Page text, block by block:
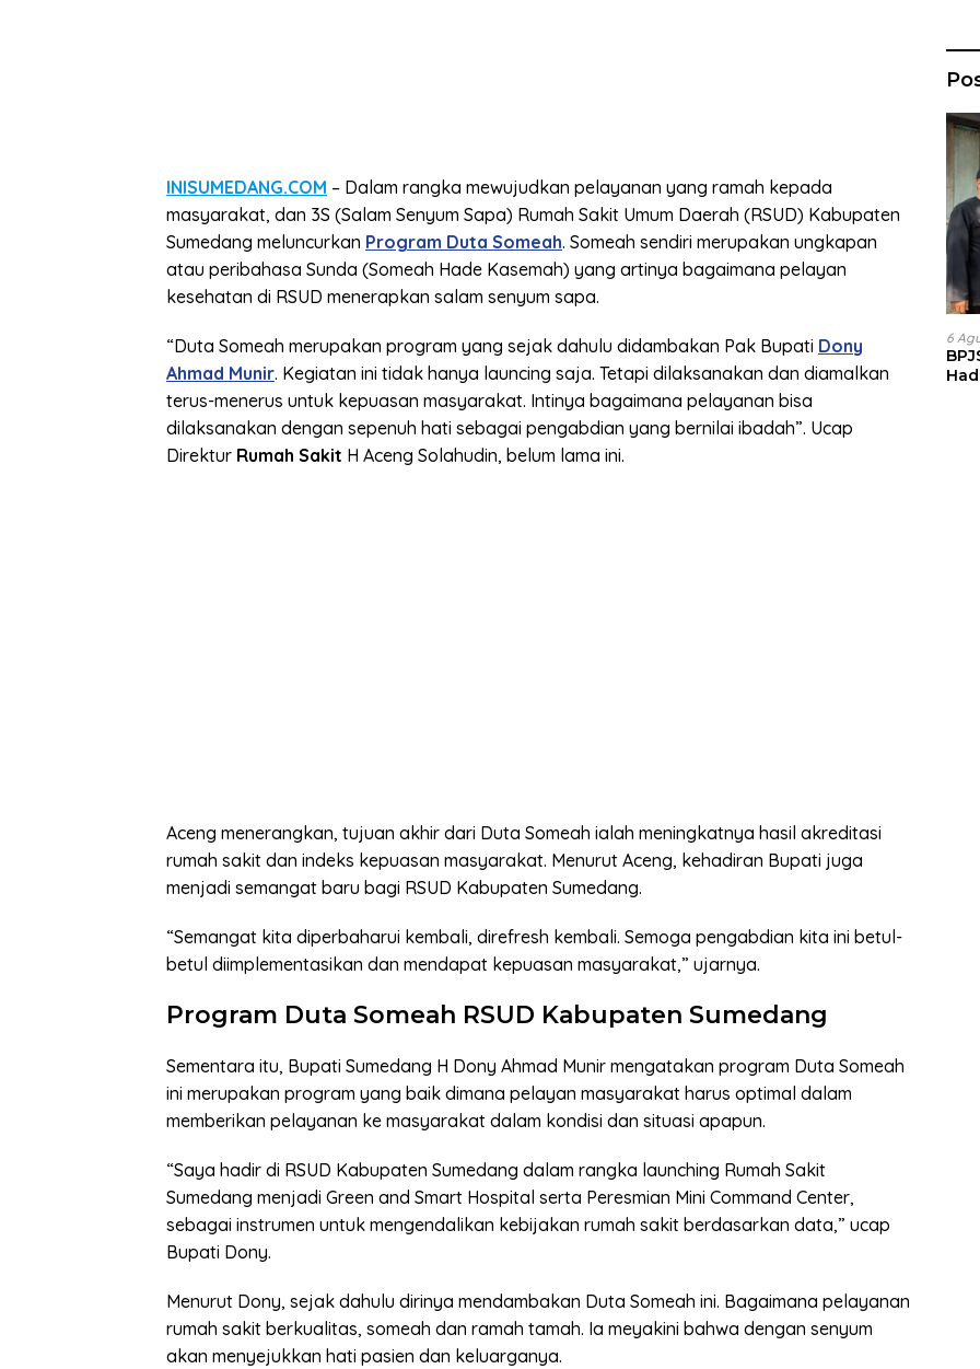
INISUMEDANG.COM – Dalam rangka mewujudkan pelayanan yang ramah kepada
masyarakat, dan 3S (Salam Senyum Sapa) Rumah Sakit Umum Daerah (RSUD) Kabupaten
Sumedang meluncurkan Program Duta Someah. Someah sendiri merupakan ungkapan
atau peribahasa Sunda (Someah Hade Kasemah) yang artinya bagaimana pelayan
kesehatan di RSUD menerapkan salam senyum sapa.
“Duta Someah merupakan program yang sejak dahulu didambakan Pak Bupati Dony
Ahmad Munir. Kegiatan ini tidak hanya launcing saja. Tetapi dilaksanakan dan diamalkan
terus-menerus untuk kepuasan masyarakat. Intinya bagaimana pelayanan bisa
dilaksanakan dengan sepenuh hati sebagai pengabdian yang bernilai ibadah”. Ucap
Direktur Rumah Sakit H Aceng Solahudin, belum lama ini.
Aceng menerangkan, tujuan akhir dari Duta Someah ialah meningkatnya hasil akreditasi
rumah sakit dan indeks kepuasan masyarakat. Menurut Aceng, kehadiran Bupati juga
menjadi semangat baru bagi RSUD Kabupaten Sumedang.
“Semangat kita diperbaharui kembali, direfresh kembali. Semoga pengabdian kita ini betul-
betul diimplementasikan dan mendapat kepuasan masyarakat,” ujarnya.
Program Duta Someah RSUD Kabupaten Sumedang
Sementara itu, Bupati Sumedang H Dony Ahmad Munir mengatakan program Duta Someah
ini merupakan program yang baik dimana pelayan masyarakat harus optimal dalam
memberikan pelayanan ke masyarakat dalam kondisi dan situasi apapun.
“Saya hadir di RSUD Kabupaten Sumedang dalam rangka launching Rumah Sakit
Sumedang menjadi Green and Smart Hospital serta Peresmian Mini Command Center,
sebagai instrumen untuk mengendalikan kebijakan rumah sakit berdasarkan data,” ucap
Bupati Dony.
Menurut Dony, sejak dahulu dirinya mendambakan Duta Someah ini. Bagaimana pelayanan
rumah sakit berkualitas, someah dan ramah tamah. Ia meyakini bahwa dengan senyum
akan menyejukkan hati pasien dan keluarganya.
6